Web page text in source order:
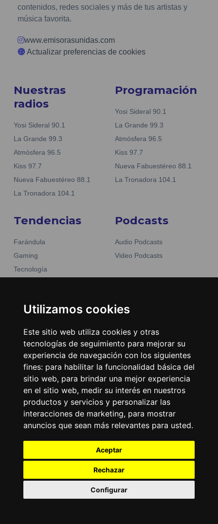
Utilizamos cookies
Este sitio web utiliza cookies y otras
tecnologías de seguimiento para mejorar su
experiencia de navegación con los siguientes
fines: para habilitar la funcionalidad básica del
sitio web, para brindar una mejor experiencia
en el sitio web, medir su interés en nuestros
productos y servicios y personalizar las
interacciones de marketing, para mostrar
anuncios que sean más relevantes para usted.
Aceptar
Rechazar
Configurar
contenidos, redes sociales y más de tus artistas y
música favorita.
www.emisorasunidas.com
Actualizar preferencias de cookies
Nuestras
radios
Yosi Sideral 90.1
La Grande 99.3
Atmósfera 96.5
Kiss 97.7
Nueva Fabuestéreo 88.1
La Tronadora 104.1
Programación
Yosi Sideral 90.1
La Grande 99.3
Atmósfera 96.5
Kiss 97.7
Nueva Fabuestéreo 88.1
La Tronadora 104.1
Tendencias
Farándula
Gaming
Tecnología
Noticias
Podcasts
Audio Podcasts
Video Podcasts
Emisoras Unidas
Encuéntranos
Contacto
Términos y condiciones
Directorio
Grupo Emisoras Unidas
desarrollo porwww.dast.cl